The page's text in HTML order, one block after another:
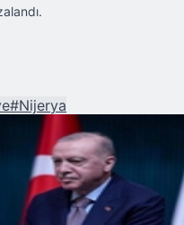
#Nijerya